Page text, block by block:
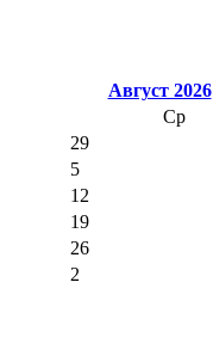
Август 2026
Ср
29
5
12
19
26
2